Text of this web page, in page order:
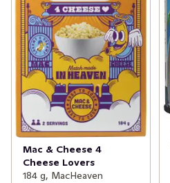
Mac & Cheese 4
Cheese Lovers
184 g, MacHeaven